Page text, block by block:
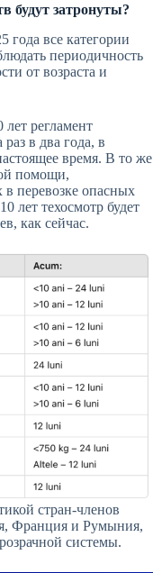
будут затронуты?
все категории
периодичность
от возраста и
регламент
в два года, в
время. В то же
помощи,
в перевозке опасных
лет техосмотр будет
как сейчас.
стран-членов
Франция и Румыния,
системы.